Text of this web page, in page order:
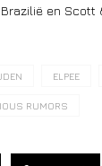
en Scott
ELPEE
RUMORS